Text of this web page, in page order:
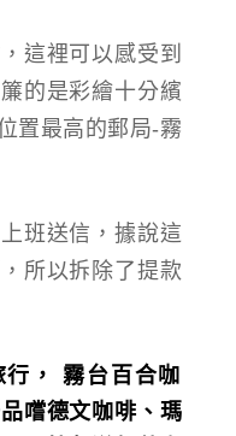
這裡可以感受到
的是彩繪十分繽
置最高的郵局-霧
班送信，據說這
所以拆除了提款